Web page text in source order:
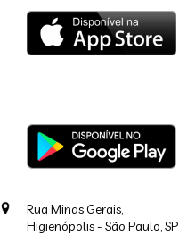
Rua Minas Gerais,
Higienópolis - São Paulo, SP